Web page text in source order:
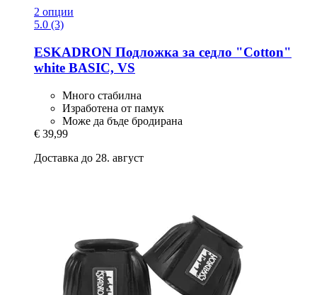
2 опции
5.0 (3)
ESKADRON Подложка за седло "Cotton"
white BASIC, VS
Много стабилна
Изработена от памук
Може да бъде бродирана
€ 39,99
Доставка до 28. август